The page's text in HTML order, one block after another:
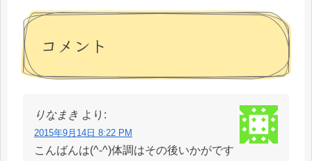
コメント
りなまき より:
2015年9月14日 8:22 PM
こんばんは(^-^)体調はその後いかがです